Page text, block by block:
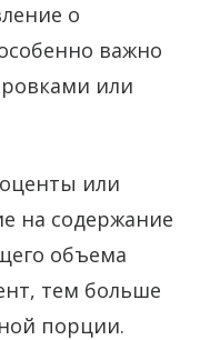
о
важно
или
или
на содержание
объема
тем больше
порции.